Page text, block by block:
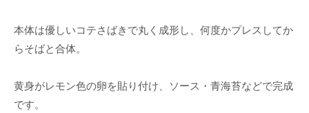
本体は優しいコテさばきで丸く成形し、何度かプレスしてか
らそばと合体。
黄身がレモン色の卵を貼り付け、ソース・青海苔などで完成
です。